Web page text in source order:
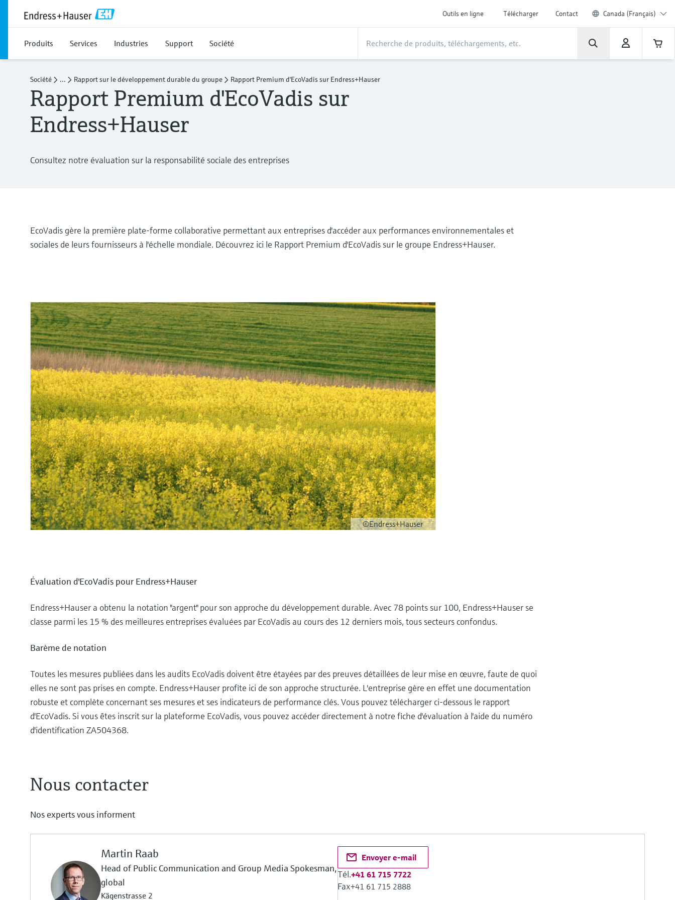
Outils en ligne Télécharger Contact Canada (Français)
Produits Services Industries Support Société
Société ... Rapport sur le développement durable du groupe Rapport Premium d'EcoVadis sur Endress+Hauser
Rapport Premium d'EcoVadis sur
Endress+Hauser
Consultez notre évaluation sur la responsabilité sociale des entreprises
EcoVadis gère la première plate-forme collaborative permettant aux entreprises d'accéder aux performances environnementales et
sociales de leurs fournisseurs à l'échelle mondiale. Découvrez ici le Rapport Premium d'EcoVadis sur le groupe Endress+Hauser.
©Endress+Hauser
Évaluation d'EcoVadis pour Endress+Hauser
Endress+Hauser a obtenu la notation "argent" pour son approche du développement durable. Avec 78 points sur 100, Endress+Hauser se
classe parmi les 15 % des meilleures entreprises évaluées par EcoVadis au cours des 12 derniers mois, tous secteurs confondus.
Barème de notation
Toutes les mesures publiées dans les audits EcoVadis doivent être étayées par des preuves détaillées de leur mise en œuvre, faute de quoi
elles ne sont pas prises en compte. Endress+Hauser profite ici de son approche structurée. L'entreprise gère en effet une documentation
robuste et complète concernant ses mesures et ses indicateurs de performance clés. Vous pouvez télécharger ci-dessous le rapport
d'EcoVadis. Si vous êtes inscrit sur la plateforme EcoVadis, vous pouvez accéder directement à notre fiche d'évaluation à l'aide du numéro
d'identification ZA504368.
Nous contacter
Nos experts vous informent
Martin Raab
Head of Public Communication and Group Media Spokesman,
global
Kägenstrasse 2
Envoyer e-mail
Tél.+41 61 715 7722
Fax+41 61 715 2888